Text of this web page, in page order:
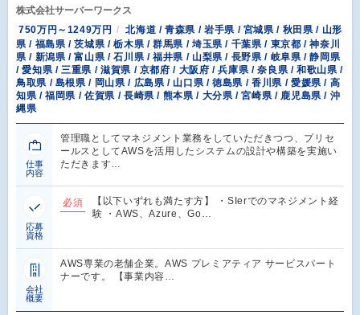
株式会社サーバーワークス
750万円～1249万円
北海道 / 青森県 / 岩手県 / 宮城県 / 秋田県 / 山形
県 / 福島県 / 茨城県 / 栃木県 / 群馬県 / 埼玉県 / 千葉県 / 東京都 / 神奈川
県 / 新潟県 / 富山県 / 石川県 / 福井県 / 山梨県 / 長野県 / 岐阜県 / 静岡県
/ 愛知県 / 三重県 / 滋賀県 / 京都府 / 大阪府 / 兵庫県 / 奈良県 / 和歌山県 /
鳥取県 / 島根県 / 岡山県 / 広島県 / 山口県 / 徳島県 / 香川県 / 愛媛県 / 高
知県 / 福岡県 / 佐賀県 / 長崎県 / 熊本県 / 大分県 / 宮崎県 / 鹿児島県 / 沖
縄県
仕事
内容
管理職としてマネジメント業務をしていただきつつ、プリセ
ールスとしてAWSを活用したシステムの設計や構築を実施い
ただきます…
応募
資格
必須
【以下いずれも満たす方】 ・SIerでのマネジメント経
験 ・AWS、Azure、Go…
会社
概要
AWS専業の老舗企業。AWS プレミアティア サービスパート
ナーです。 【事業内容…